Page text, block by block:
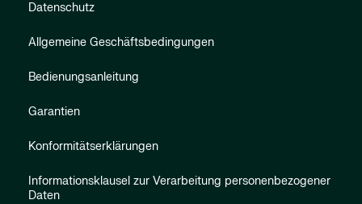
Datenschutz
Allgemeine Geschäftsbedingungen
Bedienungsanleitung
Garantien
Konformitätserklärungen
Informationsklausel zur Verarbeitung personenbezogener
Daten